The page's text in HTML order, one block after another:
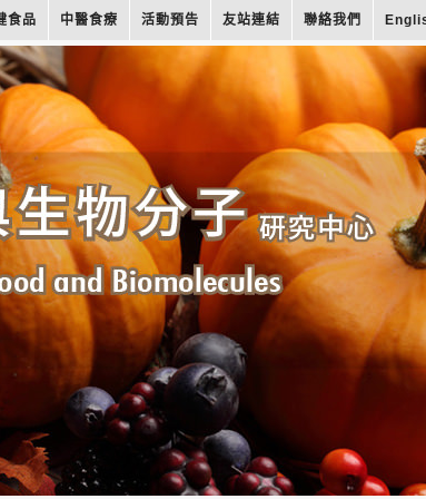
食品 中醫食療 活動預告 友站連結 聯絡我們